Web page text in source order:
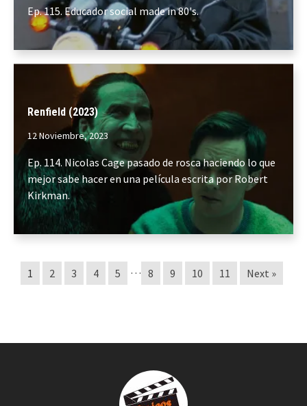
Ep. 115. Educador social made in 80's.
Renfield (2023)
12 Noviembre, 2023
Ep. 114. Nicolas Cage pasado de rosca haciendo lo que
mejor sabe hacer en una película escrita por Robert
Kirkman.
1 2 3 4 5 … 8 9 10 11 Next »